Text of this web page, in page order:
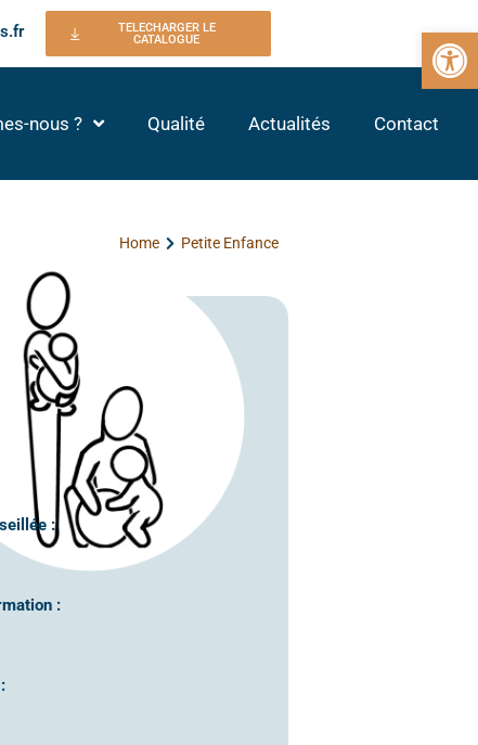
Ouvrir
TELECHARGER LE
CATALOGUE
nous ? Qualité Actualités Contact
Home Petite Enfance
:
: